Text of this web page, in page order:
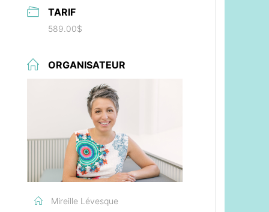
TARIF
589.00$
ORGANISATEUR
Mireille Lévesque